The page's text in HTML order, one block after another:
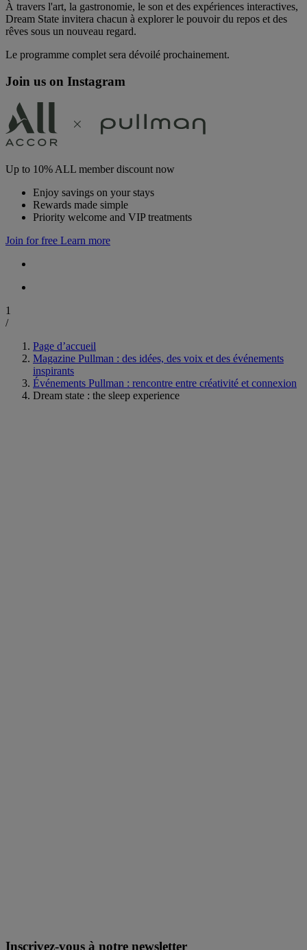
À travers l'art, la gastronomie, le son et des expériences interactives,
Dream State invitera chacun à explorer le pouvoir du repos et des
rêves sous un nouveau regard.
Le programme complet sera dévoilé prochainement.
Join us on Instagram
Up to 10% ALL member discount now
Enjoy savings on your stays
Rewards made simple
Priority welcome and VIP treatments
Join for free Learn more
1
/
Page d’accueil
Magazine Pullman : des idées, des voix et des événements
inspirants
Événements Pullman : rencontre entre créativité et connexion
Dream state : the sleep experience
Inscrivez-vous à notre newsletter